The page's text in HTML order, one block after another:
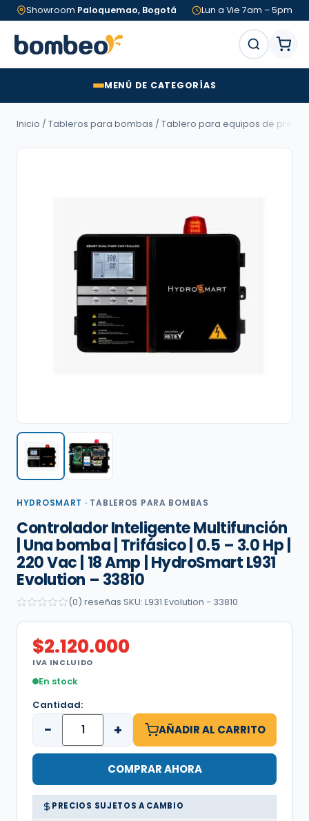
Showroom Paloquemao, Bogotá Lun a Vie 7am – 5pm
MENÚ DE CATEGORÍAS
Inicio / Tableros para bombas / Tablero para equipos de
HYDROSMART · TABLEROS PARA BOMBAS
Controlador Inteligente Multifunción
| Una bomba | Trifásico | 0.5 – 3.0 Hp |
220 Vac | 18 Amp | HydroSmart L931
Evolution – 33810
(0) reseñas SKU: L931 Evolution - 33810
$2.120.000
IVA INCLUIDO
En stock
Cantidad:
− + AÑADIR AL CARRITO
COMPRAR AHORA
PRECIOS SUJETOS A CAMBIO